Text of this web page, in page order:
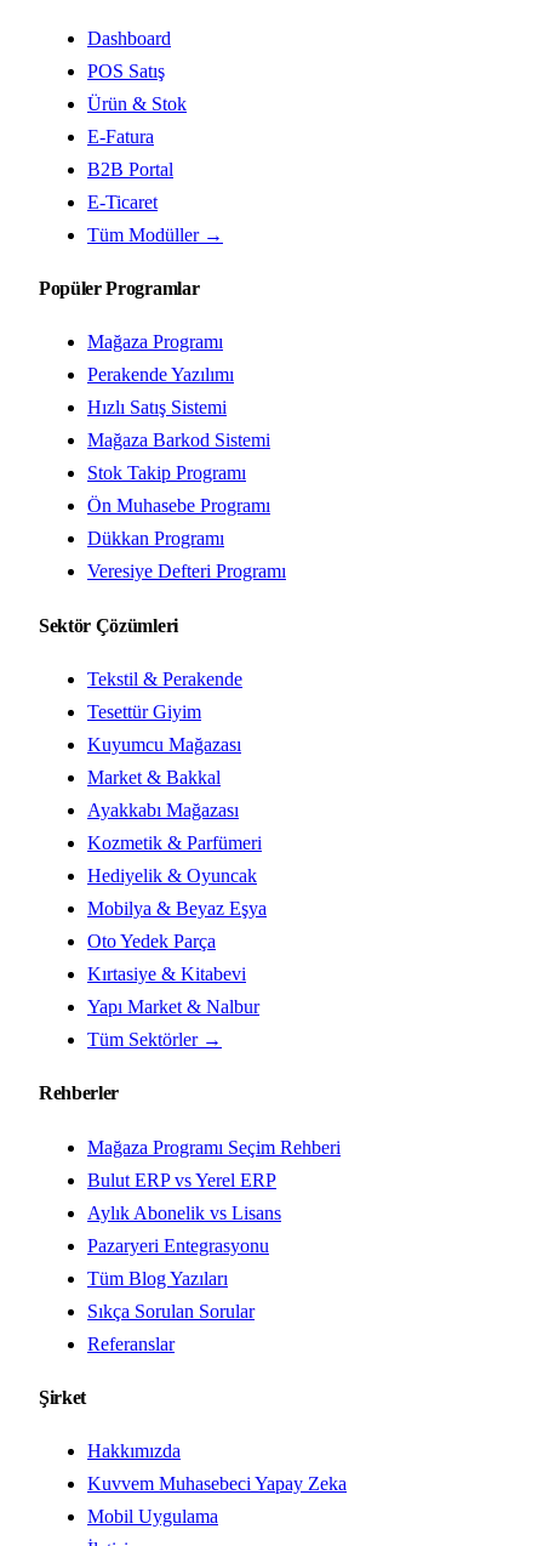
Dashboard
POS Satış
Ürün & Stok
E-Fatura
B2B Portal
E-Ticaret
Tüm Modüller →
Popüler Programlar
Mağaza Programı
Perakende Yazılımı
Hızlı Satış Sistemi
Mağaza Barkod Sistemi
Stok Takip Programı
Ön Muhasebe Programı
Dükkan Programı
Veresiye Defteri Programı
Sektör Çözümleri
Tekstil & Perakende
Tesettür Giyim
Kuyumcu Mağazası
Market & Bakkal
Ayakkabı Mağazası
Kozmetik & Parfümeri
Hediyelik & Oyuncak
Mobilya & Beyaz Eşya
Oto Yedek Parça
Kırtasiye & Kitabevi
Yapı Market & Nalbur
Tüm Sektörler →
Rehberler
Mağaza Programı Seçim Rehberi
Bulut ERP vs Yerel ERP
Aylık Abonelik vs Lisans
Pazaryeri Entegrasyonu
Tüm Blog Yazıları
Sıkça Sorulan Sorular
Referanslar
Şirket
Hakkımızda
Kuvvem Muhasebeci Yapay Zeka
Mobil Uygulama